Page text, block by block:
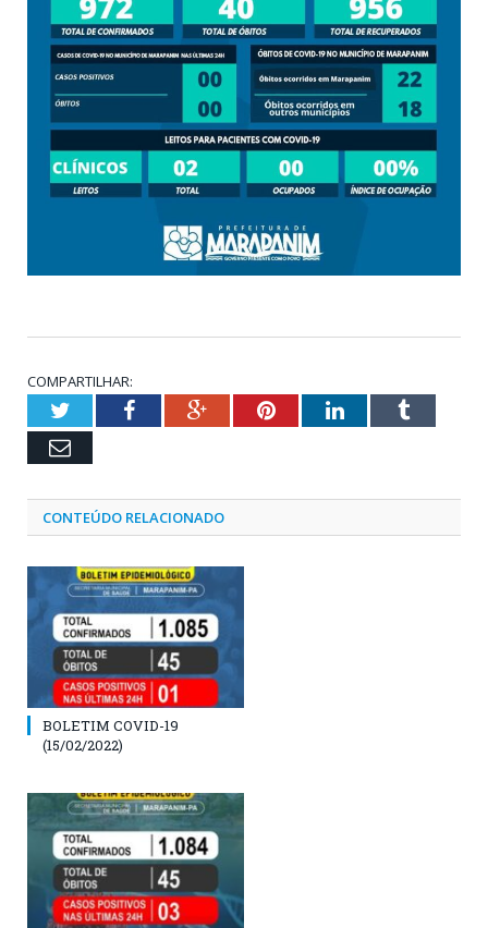
COMPARTILHAR:
TwitterFacebookGoogle+PinterestLinkedInTumblr
Email
CONTEÚDO RELACIONADO
BOLETIM COVID-19
(15/02/2022)